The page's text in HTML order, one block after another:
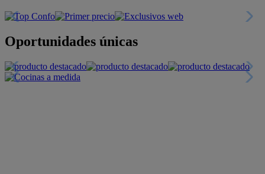
Oportunidades únicas